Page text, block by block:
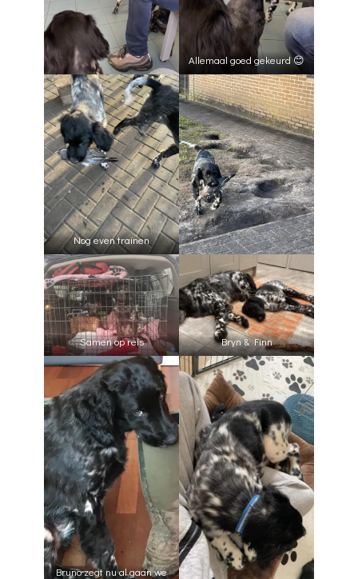
Allemaal goed gekeurd 😊
Nog even trainen
Samen op reis Bryn & Finn
Bruno zegt nu al gaan we